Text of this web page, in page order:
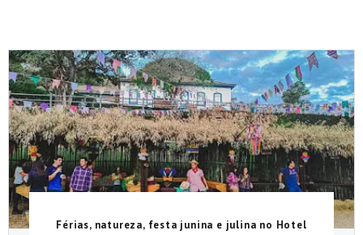
Férias, natureza, festa junina e julina no Hotel